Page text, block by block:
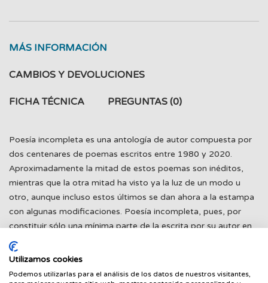
MÁS INFORMACIÓN
CAMBIOS Y DEVOLUCIONES
FICHA TÉCNICA PREGUNTAS (0)
Poesía incompleta es una antología de autor compuesta por
dos centenares de poemas escritos entre 1980 y 2020.
Aproximadamente la mitad de estos poemas son inéditos,
mientras que la otra mitad ha visto ya la luz de un modo u
otro, aunque incluso estos últimos se dan ahora a la estampa
con algunas modificaciones. Poesía incompleta, pues, por
constituir sólo una mínima parte de la escrita por su autor en
los cuarenta años que se acotan en el libro, pero, sobre todo,
por entenderse la poesía como obra en permanente revisión e
Utilizamos cookies
Podemos utilizarlas para el análisis de los datos de nuestros visitantes,